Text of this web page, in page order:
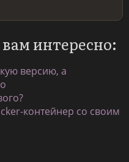
интересно:
версию, а
контейнер со своим